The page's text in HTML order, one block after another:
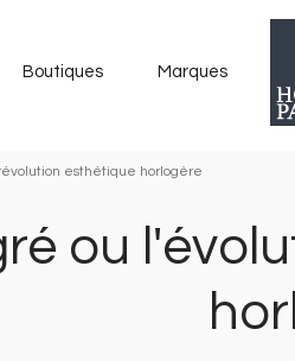
Boutiques Marques
esthétique horlogère
ou